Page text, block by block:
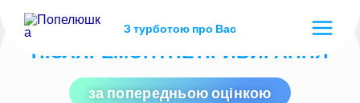
З турботою про Вас
ПІСЛЯРЕМОНТНЕ ПРИБИРАННЯ
за попередньою оцінкою